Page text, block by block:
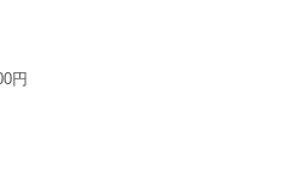
円